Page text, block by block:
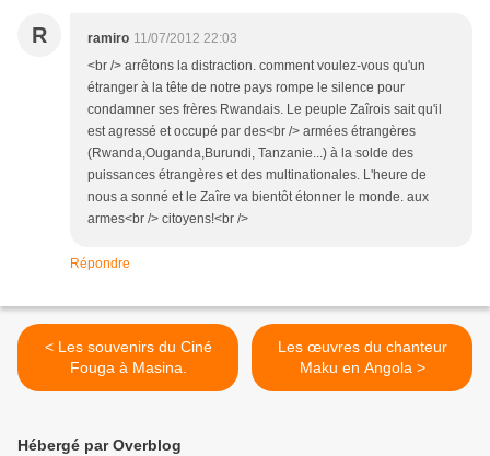
R ramiro 11/07/2012 22:03
<br /> arrêtons la distraction. comment voulez-vous qu'un
étranger à la tête de notre pays rompe le silence pour
condamner ses frères Rwandais. Le peuple Zaîrois sait qu'il
est agressé et occupé par des<br /> armées étrangères
(Rwanda,Ouganda,Burundi, Tanzanie...) à la solde des
puissances étrangères et des multinationales. L'heure de
nous a sonné et le Zaîre va bientôt étonner le monde. aux
armes<br /> citoyens!<br />
Répondre
< Les souvenirs du Ciné
Fouga à Masina.
Les œuvres du chanteur
Maku en Angola >
Hébergé par Overblog